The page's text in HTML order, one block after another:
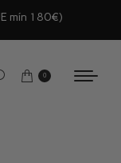
mín 180€)
0